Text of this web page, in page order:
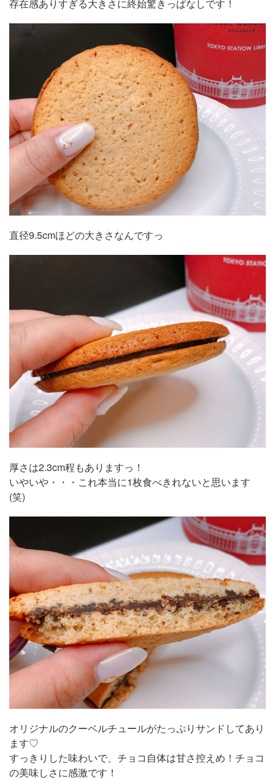
存在感ありすぎる大きさに終始驚きっぱなしです！
直径9.5cmほどの大きさなんですっ
厚さは2.3cm程もありますっ！
いやいや・・・これ本当に1枚食べきれないと思います
(笑)
オリジナルのクーベルチュールがたっぷりサンドしてあり
ます♡
すっきりした味わいで、チョコ自体は甘さ控えめ！チョコ
の美味しさに感激です！